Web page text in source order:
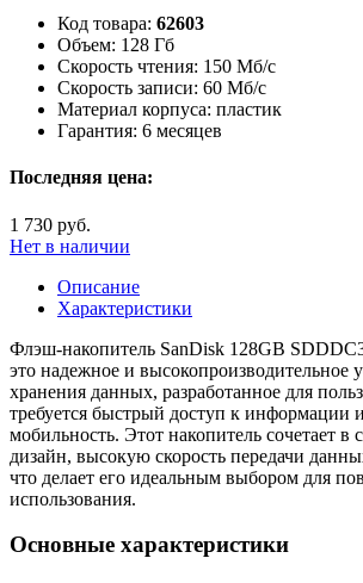
Код товара: 62603
Объем: 128 Гб
Скорость чтения: 150 Мб/с
Скорость записи: 60 Мб/с
Материал корпуса: пластик
Гарантия: 6 месяцев
Последняя цена:
1 730 руб.
Нет в наличии
Описание
Характеристики
Флэш-накопитель SanDisk 128GB
это надежное и высокопроизводительное
хранения данных, разработанное для
требуется быстрый доступ к информации
мобильность. Этот накопитель сочетает в
дизайн, высокую скорость передачи
что делает его идеальным выбором для
использования.
Основные характеристики